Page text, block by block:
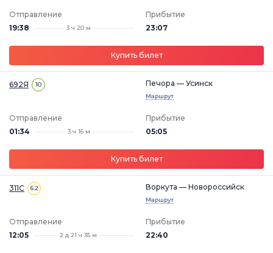
Отправление
19:38
3 ч 20 м
Прибытие
23:07
Купить билет
692Я 10 Печора — Усинск
Маршрут
Отправление
01:34
3 ч 16 м
Прибытие
05:05
Купить билет
311С 6.2 Воркута — Новороссийск
Маршрут
Отправление
12:05
2 д 21 ч 35 м
Прибытие
22:40